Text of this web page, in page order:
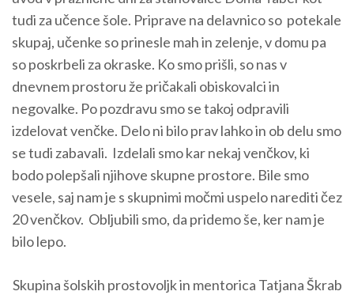
tudi za učence šole. Priprave na delavnico so potekale
skupaj, učenke so prinesle mah in zelenje, v domu pa
so poskrbeli za okraske. Ko smo prišli, so nas v
dnevnem prostoru že pričakali obiskovalci in
negovalke. Po pozdravu smo se takoj odpravili
izdelovat venčke. Delo ni bilo prav lahko in ob delu smo
se tudi zabavali. Izdelali smo kar nekaj venčkov, ki
bodo polepšali njihove skupne prostore. Bile smo
vesele, saj nam je s skupnimi močmi uspelo narediti čez
20 venčkov. Obljubili smo, da pridemo še, ker nam je
bilo lepo.
Skupina šolskih prostovoljk in mentorica Tatjana Škrab